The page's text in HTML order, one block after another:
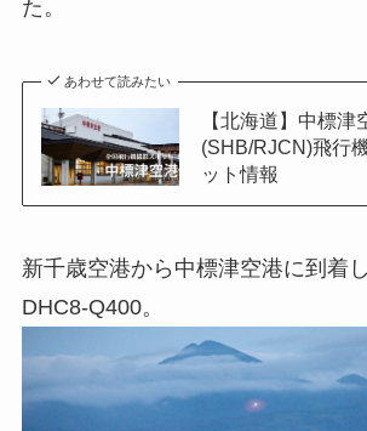
た。
あわせて読みたい
【北海道】中標津
(SHB/RJCN)飛行
ット情報
新千歳空港から中標津空港に到着
DHC8-Q400。